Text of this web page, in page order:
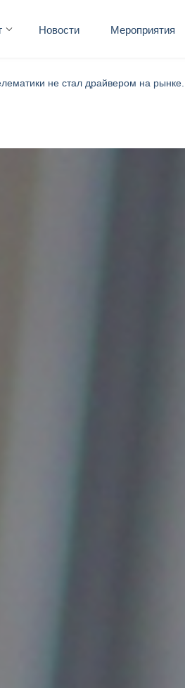
Мероприятия
Новости
не стал драйвером на рынке...